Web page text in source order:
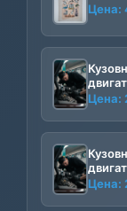
Цена:
Цена:
Цена: